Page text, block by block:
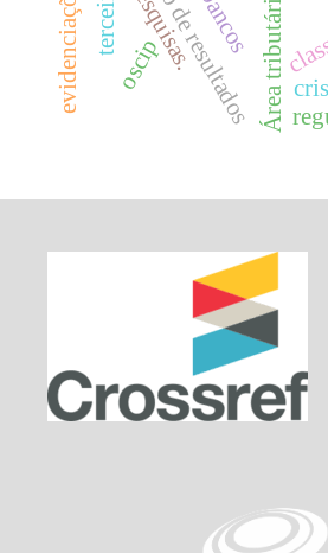
Área tributária
bancos
pesquisas.
oscip